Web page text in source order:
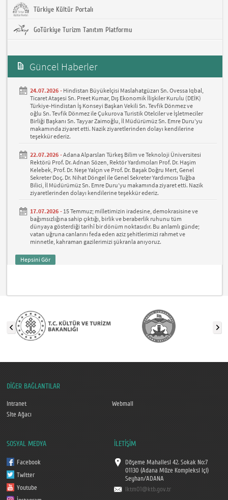
Türkiye Kültür Portalı
GoTürkiye Turizm Tanıtım Platformu
Güncel Haberler
24.07.2026 - Hindistan Büyükelçisi Maslahatgüzarı Sn. Ovessa Iqbal,
Ticaret Ataşesi Sn. Preet Kumar, Dış Ekonomik İlişkiler Kurulu (DEİK)
Türkiye-Hindistan İş Konseyi Başkan Vekili Sn. Tevfik Dönmez ve
oğlu Sn. Tevfik Dönmez ile Çukurova Turistik Otelciler ve İşletmeciler
Birliği Başkanı Sn. Tayyar Zaimoğlu, İl Müdürümüz Sn. Emre Duru’yu
makamında ziyaret etti. Nazik ziyaretlerinden dolayı kendilerine
teşekkür ederiz.
22.07.2026 -Adana Alparslan Türkeş Bilim ve Teknoloji Üniversitesi
Rektörü Prof. Dr. Adnan Sözen, Rektör Yardımcıları Prof. Dr. Haşim
Kelebek, Prof. Dr. Neşe Yalçın ve Prof. Dr. Başak Doğru Mert, Genel
Sekreter Doç. Dr. Nihat Döngel ile Genel Sekreter Yardımcısı Tuğba
Bilici, İl Müdürümüz Sn. Emre Duru’yu makamında ziyaret etti. Nazik
ziyaretlerinden dolayı kendilerine teşekkür ederiz.
17.07.2026 - 15 Temmuz; milletimizin iradesine, demokrasisine ve
bağımsızlığına sahip çıktığı, birlik ve beraberlik ruhunu tüm
dünyaya gösterdiği tarihî bir dönüm noktasıdır. Bu anlamlı günde;
vatan uğruna canlarını feda eden aziz şehitlerimizi rahmet ve
minnetle, kahraman gazilerimizi şükranla anıyoruz.
Hepsini Gör
DİĞER BAĞLANTILAR
Intranet
Webmail
Site Ağacı
SOSYAL MEDYA
Facebook
Twitter
Youtube
İLETİŞİM
Döşeme Mahallesi 42. Sokak No:7
01130 (Adana Müze Kompleksi içi)
Seyhan/ADANA
iktm01@ktb.gov.tr